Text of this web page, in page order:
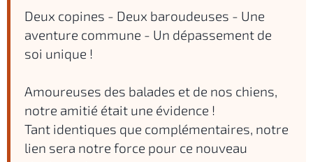
Deux copines - Deux baroudeuses - Une
aventure commune - Un dépassement de
soi unique !
Amoureuses des balades et de nos chiens,
notre amitié était une évidence !
Tant identiques que complémentaires, notre
lien sera notre force pour ce nouveau